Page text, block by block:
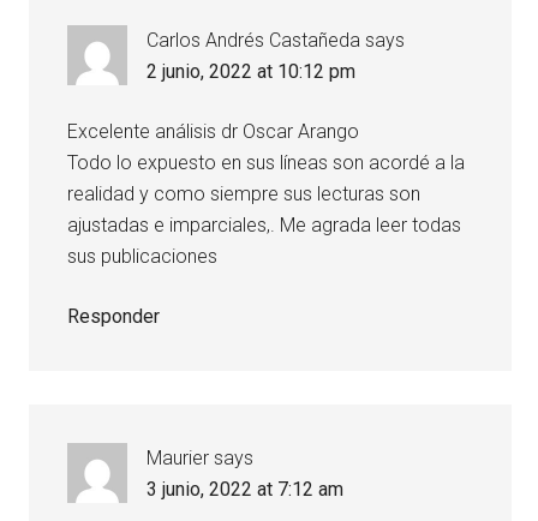
Carlos Andrés Castañeda says
2 junio, 2022 at 10:12 pm
Excelente análisis dr Oscar Arango
Todo lo expuesto en sus líneas son acordé a la
realidad y como siempre sus lecturas son
ajustadas e imparciales,. Me agrada leer todas
sus publicaciones
Responder
Maurier says
3 junio, 2022 at 7:12 am